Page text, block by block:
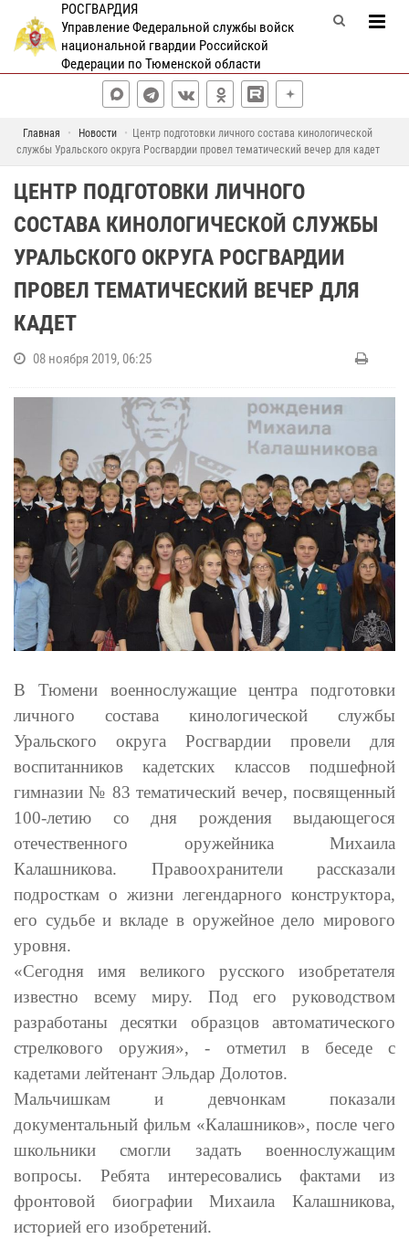
РОСГВАРДИЯ
Управление Федеральной службы войск
национальной гвардии Российской
Федерации по Тюменской области
Главная Новости
Центр подготовки личного состава кинологической
службы Уральского округа Росгвардии провел тематический вечер для кадет
ЦЕНТР ПОДГОТОВКИ ЛИЧНОГО
СОСТАВА КИНОЛОГИЧЕСКОЙ СЛУЖБЫ
УРАЛЬСКОГО ОКРУГА РОСГВАРДИИ
ПРОВЕЛ ТЕМАТИЧЕСКИЙ ВЕЧЕР ДЛЯ
КАДЕТ
08 ноября 2019, 06:25
В Тюмени военнослужащие центра подготовки
личного состава кинологической службы
Уральского округа Росгвардии провели для
воспитанников кадетских классов подшефной
гимназии № 83 тематический вечер, посвященный
100-летию со дня рождения выдающегося
отечественного оружейника Михаила
Калашникова. Правоохранители рассказали
подросткам о жизни легендарного конструктора,
его судьбе и вкладе в оружейное дело мирового
уровня.
«Сегодня имя великого русского изобретателя
известно всему миру. Под его руководством
разработаны десятки образцов автоматического
стрелкового оружия», - отметил в беседе с
кадетами лейтенант Эльдар Долотов.
Мальчишкам и девчонкам показали
документальный фильм «Калашников», после чего
школьники смогли задать военнослужащим
вопросы. Ребята интересовались фактами из
фронтовой биографии Михаила Калашникова,
историей его изобретений.